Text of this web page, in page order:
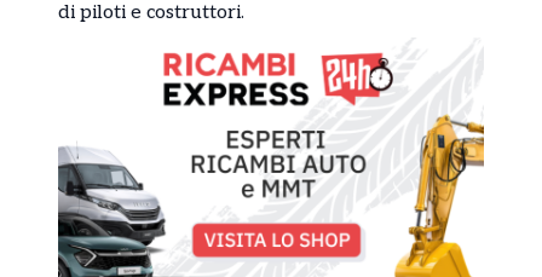
di piloti e costruttori.